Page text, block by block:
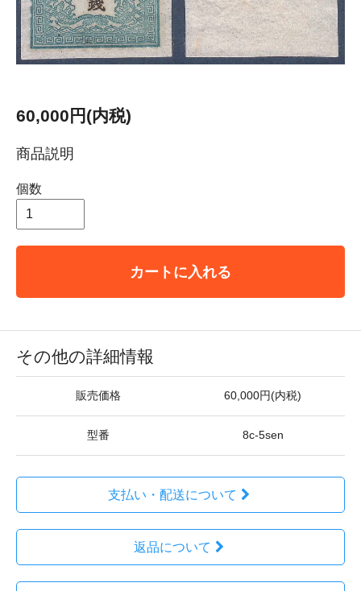
60,000円(内税)
商品説明
個数
カートに入れる
その他の詳細情報
販売価格 60,000円(内税)
型番 8c-5sen
支払い・配送について
返品について